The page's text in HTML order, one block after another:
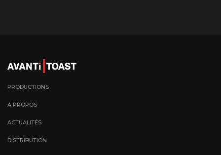
PRODUCTIONS
À PROPOS
ACTUALITÉS
DISTRIBUTION